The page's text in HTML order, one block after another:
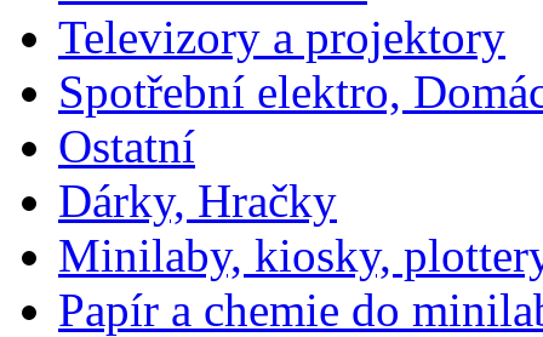
Televizory a projektory
Spotřební elektro,
Ostatní
Dárky, Hračky
Minilaby, kiosky,
Papír a chemie do